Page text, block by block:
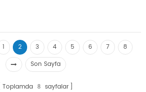
1 2 3 4 5 6 7
8
Son Sayfa
Toplamda 8 sayfalar